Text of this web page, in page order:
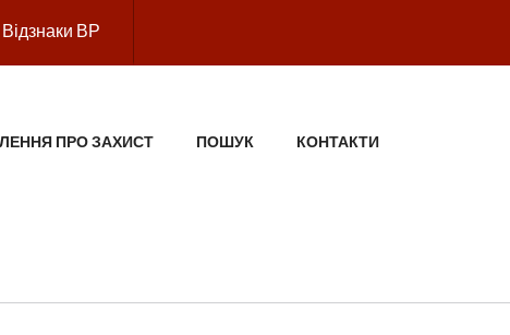
Відзнаки ВР
ПРО ЗАХИСТ ПОШУК КОНТАКТИ